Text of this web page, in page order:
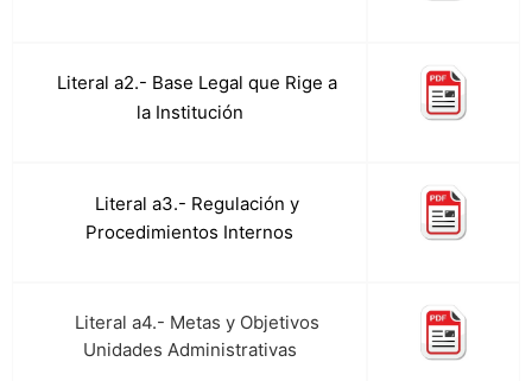
Literal a2.- Base Legal que Rige a
la Institución
Literal a3.- Regulación y
Procedimientos Internos
Literal a4.- Metas y Objetivos
Unidades Administrativas